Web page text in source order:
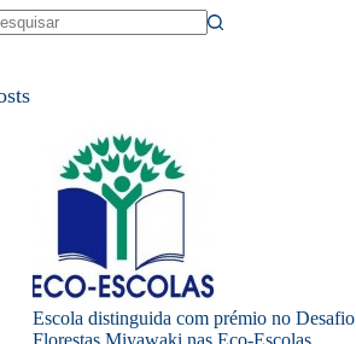
Escola distinguida com prémio no Desafio